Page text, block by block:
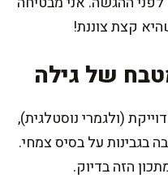
קצת צוננת!
של גילה
(ולגמרי נוסטלגית),
בגבינות על בסיס צמחי.
הזה בדיוק.